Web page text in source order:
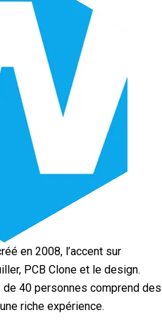
en 2008, l’accent sur
PCB Clone et le design.
40 personnes comprend des
riche expérience.